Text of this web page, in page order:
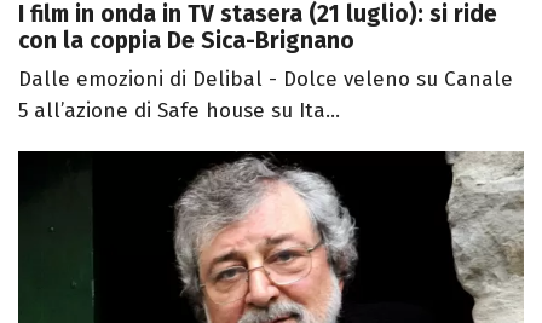
I film in onda in TV stasera (21 luglio): si ride
con la coppia De Sica-Brignano
Dalle emozioni di Delibal - Dolce veleno su Canale
5 all’azione di Safe house su Ita...